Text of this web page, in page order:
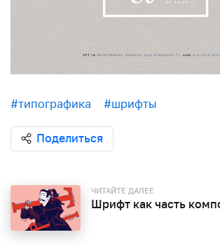
#типографика #шрифты
Поделиться
ЧИТАЙТЕ ДАЛЕЕ
Шрифт как часть